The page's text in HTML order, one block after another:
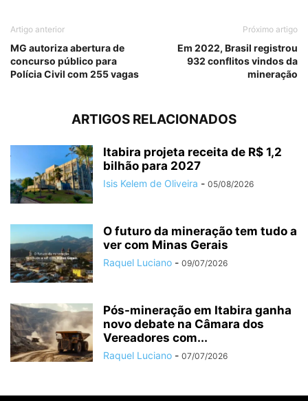
Artigo anterior
MG autoriza abertura de
concurso público para
Polícia Civil com 255 vagas
Próximo artigo
Em 2022, Brasil registrou
932 conflitos vindos da
mineração
ARTIGOS RELACIONADOS
Itabira projeta receita de R$ 1,2
bilhão para 2027
Isis Kelem de Oliveira - 05/08/2026
O futuro da mineração tem tudo a
ver com Minas Gerais
Raquel Luciano - 09/07/2026
Pós-mineração em Itabira ganha
novo debate na Câmara dos
Vereadores com...
Raquel Luciano - 07/07/2026